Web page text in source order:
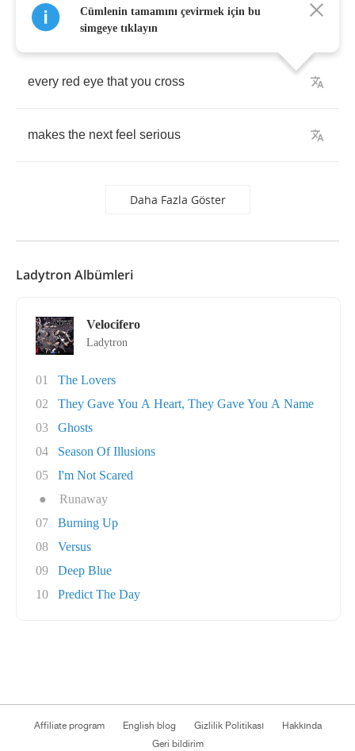
every red eye that you cross
makes the next feel serious
Daha Fazla Göster
Cümlenin tamamını çevirmek için bu
simgeye tıklayın
Ladytron Albümleri
Velocifero
Ladytron
01
The Lovers
02
They Gave You A Heart, They Gave You A Name
03
Ghosts
04
Season Of Illusions
05
I'm Not Scared
●
Runaway
07
Burning Up
08
Versus
09
Deep Blue
10
Predict The Day
Affiliate program English blog Gizlilik Politikası
Hakkında
Geri bildirim